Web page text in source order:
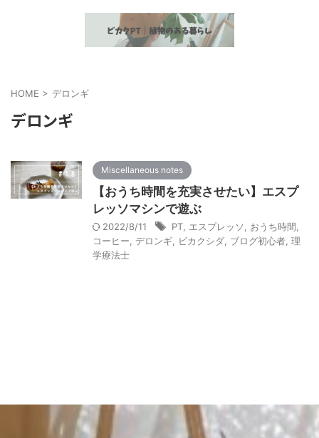
HOME > デロンギ
デロンギ
Miscellaneous notes
【おうち時間を充実させたい】エスプ
レッソマシンで遊ぶ
2022/8/11 PT エスプレッソ おうち時間
コーヒー
デロンギ ビカクシダ ブログ初心者 理
学療法士